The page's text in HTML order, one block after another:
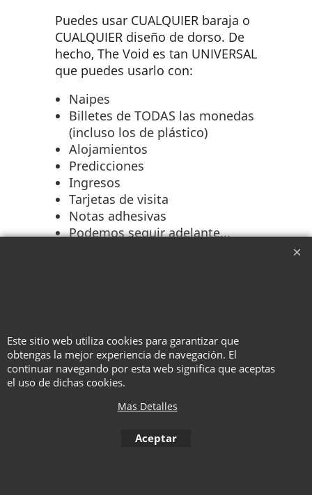
Puedes usar CUALQUIER baraja o
CUALQUIER diseño de dorso. De
hecho, The Void es tan UNIVERSAL
que puedes usarlo con:
Naipes
Billetes de TODAS las monedas
(incluso los de plástico)
Alojamientos
Predicciones
Ingresos
Tarjetas de visita
Notas adhesivas
Podemos seguir adelante...
COSA que desees.
Este sitio web utiliza cookies para garantizar que
obtengas la mejor experiencia de navegación. El
continuar navegando por esta web significa que aceptas
el uso de dichas cookies.
Mas Detalles
Aceptar